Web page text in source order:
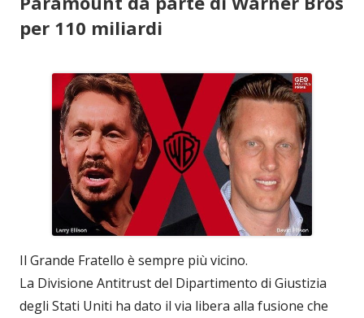
per 110 miliardi
Il Grande Fratello è sempre più vicino.
La Divisione Antitrust del Dipartimento di Giustizia
degli Stati Uniti ha dato il via libera alla fusione che